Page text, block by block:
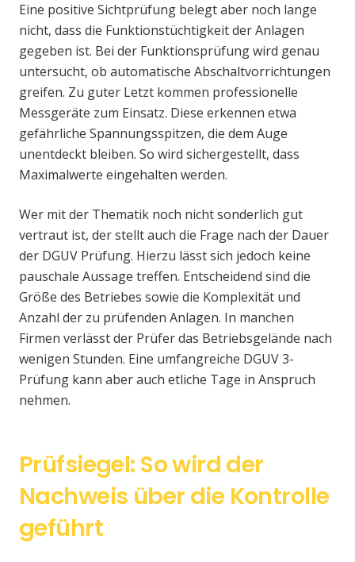
Eine positive Sichtprüfung belegt aber noch lange
nicht, dass die Funktionstüchtigkeit der Anlagen
gegeben ist. Bei der Funktionsprüfung wird genau
untersucht, ob automatische Abschaltvorrichtungen
greifen. Zu guter Letzt kommen professionelle
Messgeräte zum Einsatz. Diese erkennen etwa
gefährliche Spannungsspitzen, die dem Auge
unentdeckt bleiben. So wird sichergestellt, dass
Maximalwerte eingehalten werden.
Wer mit der Thematik noch nicht sonderlich gut
vertraut ist, der stellt auch die Frage nach der Dauer
der DGUV Prüfung. Hierzu lässt sich jedoch keine
pauschale Aussage treffen. Entscheidend sind die
Größe des Betriebes sowie die Komplexität und
Anzahl der zu prüfenden Anlagen. In manchen
Firmen verlässt der Prüfer das Betriebsgelände nach
wenigen Stunden. Eine umfangreiche DGUV 3-
Prüfung kann aber auch etliche Tage in Anspruch
nehmen.
Prüfsiegel: So wird der
Nachweis über die Kontrolle
geführt